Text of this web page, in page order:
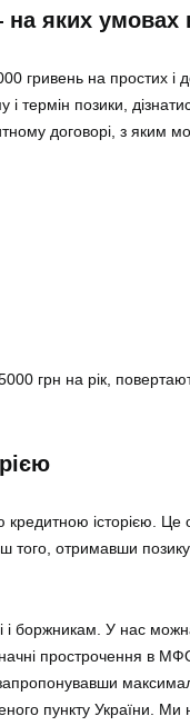
на яких умовах
гривень на простих і
позики,
договорі, з яким
грн на рік,
історією. Це
того, отримавши
і боржникам. У нас
прострочення в
пункту України. Ми